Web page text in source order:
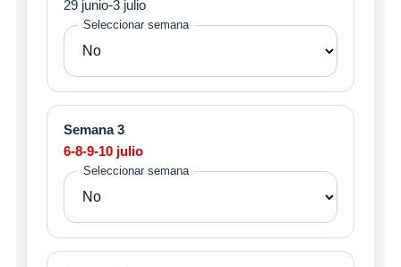
29 junio-3 julio
Seleccionar semana
Semana 3
6-8-9-10 julio
Seleccionar semana